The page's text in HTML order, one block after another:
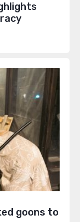
goons to